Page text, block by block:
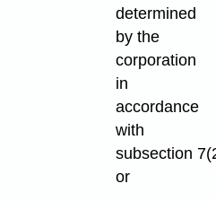
determined
by the
corporation
in
accordance
with
subsection
or